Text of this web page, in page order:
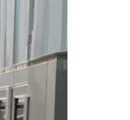
Ons